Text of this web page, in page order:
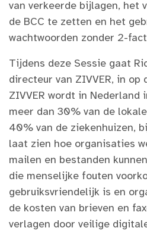
van verkeerde bijlagen, het
de BCC te zetten en het
wachtwoorden zonder 2-
Tijdens deze Sessie gaat
directeur van ZIVVER, in op
ZIVVER wordt in Nederland
meer dan 30% van de
40% van de ziekenhuizen,
laat zien hoe organisaties
mailen en bestanden
die menselijke fouten
gebruiksvriendelijk is en
de kosten van brieven en
verlagen door veilige